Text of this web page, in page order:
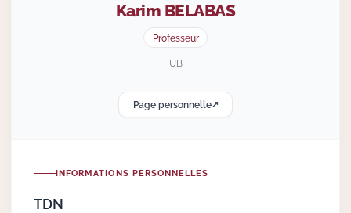
Karim BELABAS
Professeur
UB
Page personnelle↗
INFORMATIONS PERSONNELLES
TDN